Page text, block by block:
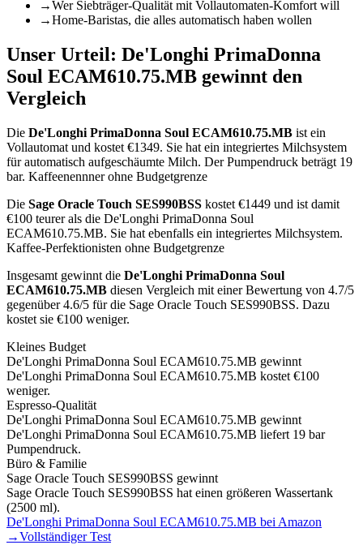
→Wer Siebträger-Qualität mit Vollautomaten-Komfort will
→Home-Baristas, die alles automatisch haben wollen
Unser Urteil: De'Longhi PrimaDonna
Soul ECAM610.75.MB gewinnt den
Vergleich
Die De'Longhi PrimaDonna Soul ECAM610.75.MB ist ein
Vollautomat und kostet €1349. Sie hat ein integriertes Milchsystem
für automatisch aufgeschäumte Milch. Der Pumpendruck beträgt 19
bar. Kaffeenennner ohne Budgetgrenze
Die Sage Oracle Touch SES990BSS kostet €1449 und ist damit
€100 teurer als die De'Longhi PrimaDonna Soul
ECAM610.75.MB. Sie hat ebenfalls ein integriertes Milchsystem.
Kaffee-Perfektionisten ohne Budgetgrenze
Insgesamt gewinnt die De'Longhi PrimaDonna Soul
ECAM610.75.MB diesen Vergleich mit einer Bewertung von 4.7/5
gegenüber4.6/5 für die Sage Oracle Touch SES990BSS. Dazu
kostet sie €100 weniger.
Kleines Budget
De'Longhi PrimaDonna Soul ECAM610.75.MB gewinnt
De'Longhi PrimaDonna Soul ECAM610.75.MB kostet €100
weniger.
Espresso-Qualität
De'Longhi PrimaDonna Soul ECAM610.75.MB gewinnt
De'Longhi PrimaDonna Soul ECAM610.75.MB liefert 19 bar
Pumpendruck.
Büro & Familie
Sage Oracle Touch SES990BSS gewinnt
Sage Oracle Touch SES990BSS hat einen größeren Wassertank
(2500 ml).
De'Longhi PrimaDonna Soul ECAM610.75.MB bei Amazon
→Vollständiger Test